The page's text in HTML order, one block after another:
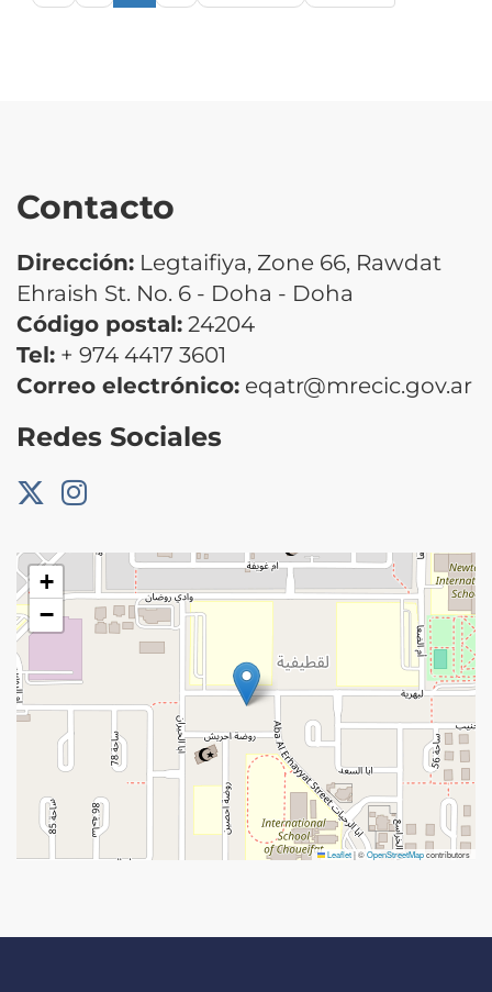
Contacto
Dirección: Legtaifiya, Zone 66, Rawdat
Ehraish St. No. 6 - Doha - Doha
Código postal: 24204
Tel: + 974 4417 3601
Correo electrónico: eqatr@mrecic.gov.ar
Redes Sociales
+
−
Leaflet|©OpenStreetMapcontributors